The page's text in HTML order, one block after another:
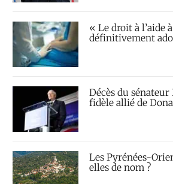
« Le droit à l’aide
définitivement
Décès du
fidèle allié de
Les Pyrénées-
elles de nom ?